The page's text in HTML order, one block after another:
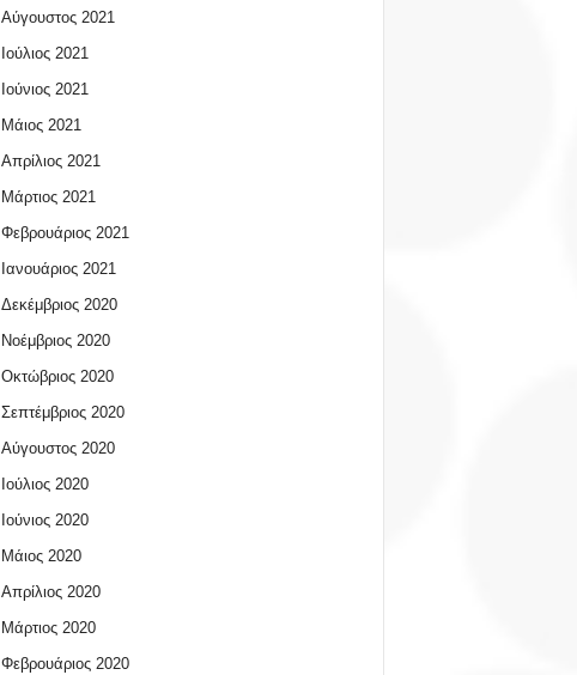
Αύγουστος 2021
Ιούλιος 2021
Ιούνιος 2021
Μάιος 2021
Απρίλιος 2021
Μάρτιος 2021
Φεβρουάριος 2021
Ιανουάριος 2021
Δεκέμβριος 2020
Νοέμβριος 2020
Οκτώβριος 2020
Σεπτέμβριος 2020
Αύγουστος 2020
Ιούλιος 2020
Ιούνιος 2020
Μάιος 2020
Απρίλιος 2020
Μάρτιος 2020
Φεβρουάριος 2020